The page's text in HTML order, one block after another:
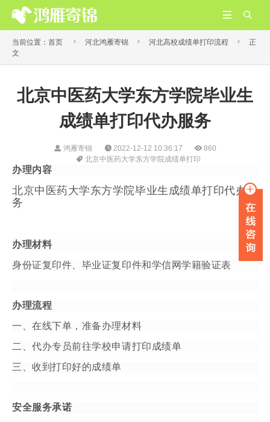


当前位置： 首页  河北鸿雁寄锦  河北高校成绩单打印流程 
正
文
​北京中医药大学东方学院毕业生
成绩单打印代办服务
鸿雁寄锦 2022-12-12 10:36:17
860
​北京中医药大学东方学院成绩单打印
办理内容
北京中医药大学东方学院毕业生成绩单打印代办服
务
办理材料
身份证复印件、毕业证复印件和学信网学籍验证表
办理流程
一、在线下单，准备办理材料
二、代办专员前往学校申请打印成绩单
三、收到打印好的成绩单
安全服务承诺